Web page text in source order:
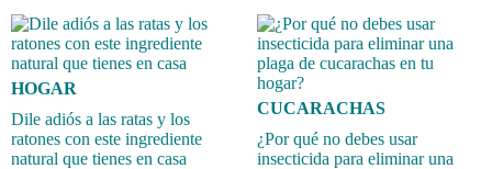
HOGAR
Dile adiós a las ratas y los
ratones con este ingrediente
natural que tienes en casa
CUCARACHAS
¿Por qué no debes usar
insecticida para eliminar una